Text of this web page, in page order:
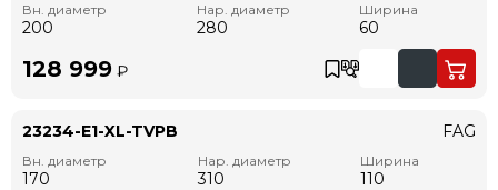
Вн. диаметр
200
Нар. диаметр
280
Ширина
60
128 999 ₽
23234-E1-XL-TVPB
Вн. диаметр
170
Нар. диаметр
310
Ширина
110
FAG